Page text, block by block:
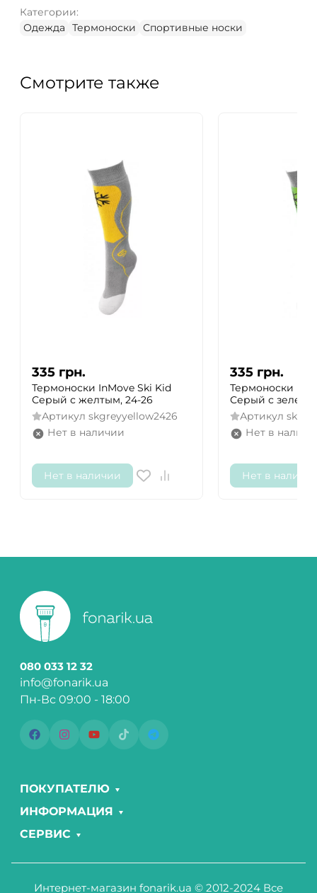
Категории:
Одежда
Термоноски Спортивные носки
Смотрите также
335 грн.
Термоноски InMove Ski Kid
Серый с желтым, 24-26
Артикул skgreyyellow2426
Нет в наличии
Нет в наличии
335 грн.
Термоноски
Серый с
Артикул
Нет в
Нет в
080 033 12 32
info@fonarik.ua
Пн-Вс 09:00 - 18:00
ПОКУПАТЕЛЮ
ИНФОРМАЦИЯ
СЕРВИС
Интернет-магазин fonarik.ua © 2012-2024 Все